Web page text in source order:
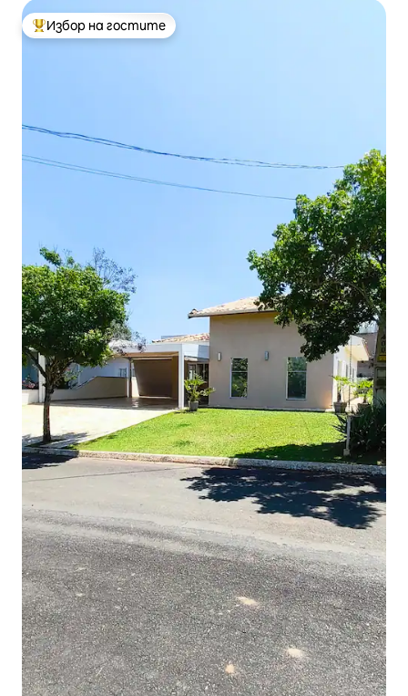
Най-популярен избор на гостите
Избор на гостите